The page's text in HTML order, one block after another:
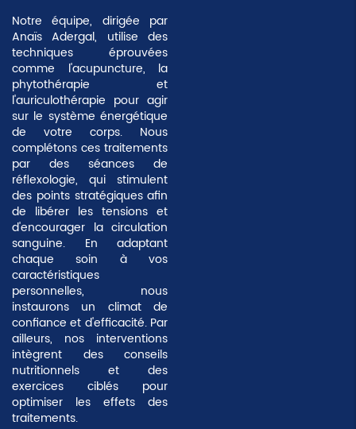
Notre équipe, dirigée par
Anaïs Adergal, utilise des
techniques éprouvées
comme l'acupuncture, la
phytothérapie et
l'auriculothérapie pour agir
sur le système énergétique
de votre corps. Nous
complétons ces traitements
par des séances de
réflexologie, qui stimulent
des points stratégiques afin
de libérer les tensions et
d'encourager la circulation
sanguine. En adaptant
chaque soin à vos
caractéristiques
personnelles, nous
instaurons un climat de
confiance et d'efficacité. Par
ailleurs, nos interventions
intègrent des conseils
nutritionnels et des
exercices ciblés pour
optimiser les effets des
traitements.